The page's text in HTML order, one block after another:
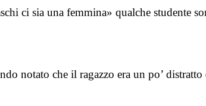
ci sia una femmina» qualche studente
notato che il ragazzo era un po’ distratto